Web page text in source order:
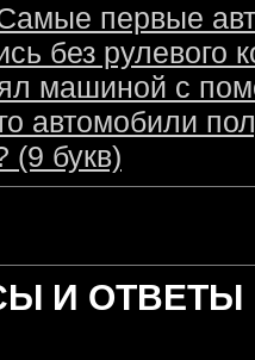
первые
без рулевого
машиной с
автомобили
(9 букв)
И ОТВЕТЫ